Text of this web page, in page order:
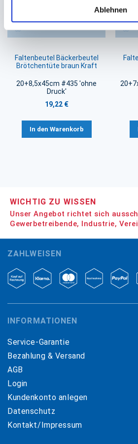
Ablehnen
Faltenbeutel Bäckerbeutel
Brötchentüte braun Kraft
20+8,5x45cm #435 'ohne
Druck'
19,22 €
In den Warenkorb
WICHTIG ZU WISSEN
Unser Angebot richtet sich
Gewerbetreibende, Industrie,
ZAHLWEISEN
INFORMATIONEN
Service-Garantie
Bezahlung & Versand
AGB
Login
Kundenkonto anlegen
Datenschutz
Kontakt/Impressum